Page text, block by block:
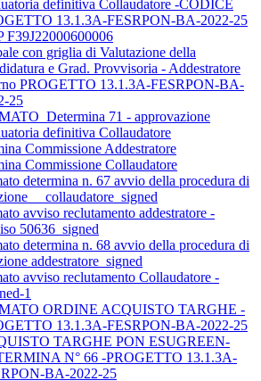
definitiva Collaudatore -CODICE
13.1.3A-FESRPON-BA-2022-25
F39J22000600006
con griglia di Valutazione della
e Grad. Provvisoria - Addestratore
PROGETTO 13.1.3A-FESRPON-BA-
25
71 - approvazione
definitiva Collaudatore
Commissione Addestratore
Commissione Collaudatore
determina n. 67 avvio della procedura di
collaudatore_signed
avviso reclutamento addestratore -
50636_signed
determina n. 68 avvio della procedura di
addestratore_signed
avviso reclutamento Collaudatore -
1
ORDINE ACQUISTO TARGHE -
13.1.3A-FESRPON-BA-2022-25
TARGHE PON ESUGREEN-
N° 66 -PROGETTO 13.1.3A-
BA-2022-25